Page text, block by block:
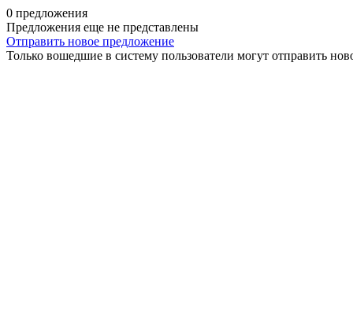
0 предложения
Предложения еще не представлены
Отправить новое предложение
Только вошедшие в систему пользователи могут отправить